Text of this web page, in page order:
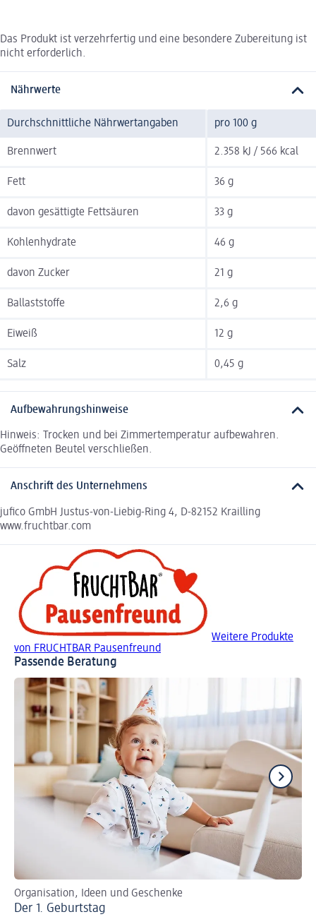
Das Produkt ist verzehrfertig und eine besondere Zubereitung ist
nicht erforderlich.
Nährwerte
Durchschnittliche Nährwertangaben pro 100 g
Brennwert 2.358 kJ / 566 kcal
Fett 36 g
davon gesättigte Fettsäuren 33 g
Kohlenhydrate 46 g
davon Zucker 21 g
Ballaststoffe 2,6 g
Eiweiß 12 g
Salz 0,45 g
Aufbewahrungshinweise
Hinweis: Trocken und bei Zimmertemperatur aufbewahren.
Geöffneten Beutel verschließen.
Anschrift des Unternehmens
jufico GmbH Justus-von-Liebig-Ring 4, D-82152 Krailling
www.fruchtbar.com
Weitere Produkte
von FRUCHTBAR Pausenfreund
Passende Beratung
Organisation, Ideen und Geschenke
Der 1. Geburtstag